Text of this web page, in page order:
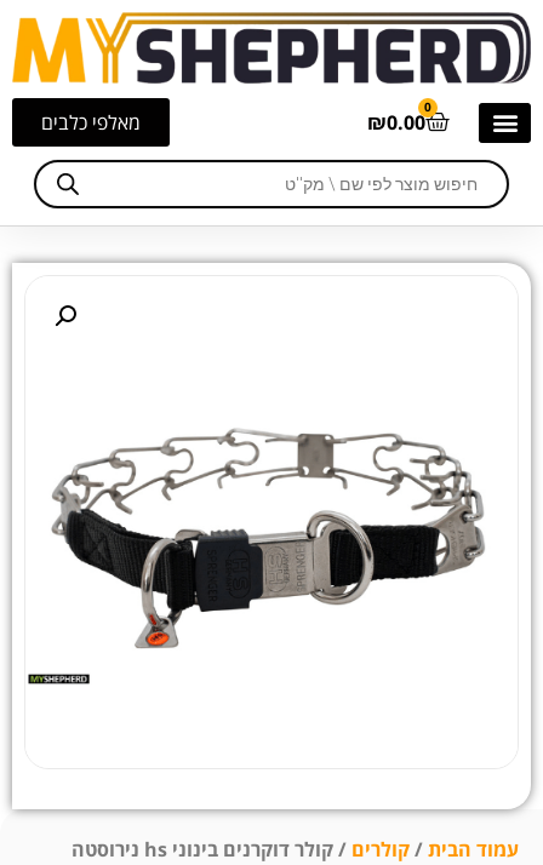
מאלפי כלבים ₪0.00
0
עמוד הבית/קולרים
/ קולר דוקרנים בינוני hs נירוסטה